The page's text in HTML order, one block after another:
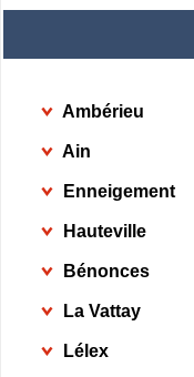
Ambérieu
Ain
Enneigement
Hauteville
Bénonces
La Vattay
Lélex